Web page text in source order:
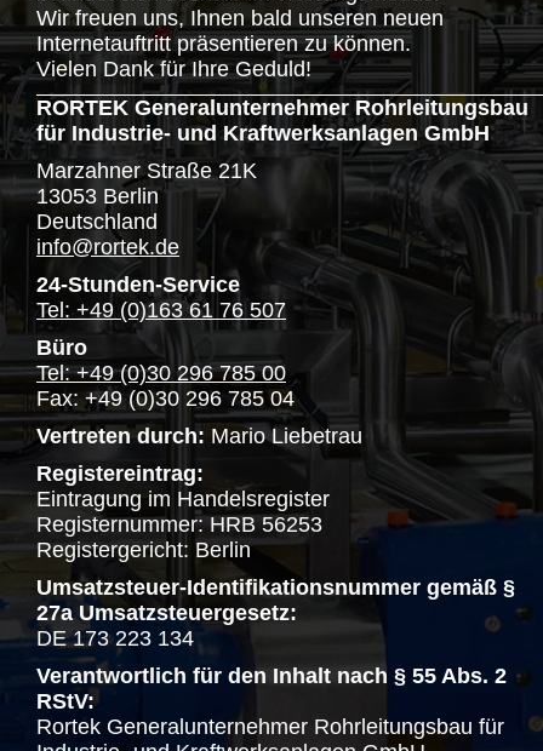
Wir freuen uns, Ihnen bald unseren neuen
Internetauftritt präsentieren zu können.
Vielen Dank für Ihre Geduld!
RORTEK Generalunternehmer Rohrleitungsbau
für Industrie- und Kraftwerksanlagen GmbH
Marzahner Straße 21K
13053 Berlin
Deutschland
info@rortek.de
24-Stunden-Service
Tel: +49 (0)163 61 76 507
Büro
Tel: +49 (0)30 296 785 00
Fax: +49 (0)30 296 785 04
Vertreten durch: Mario Liebetrau
Registereintrag:
Eintragung im Handelsregister
Registernummer: HRB 56253
Registergericht: Berlin
Umsatzsteuer-Identifikationsnummer gemäß §
27a Umsatzsteuergesetz:
DE 173 223 134
Verantwortlich für den Inhalt nach § 55 Abs. 2
RStV:
Rortek Generalunternehmer Rohrleitungsbau für